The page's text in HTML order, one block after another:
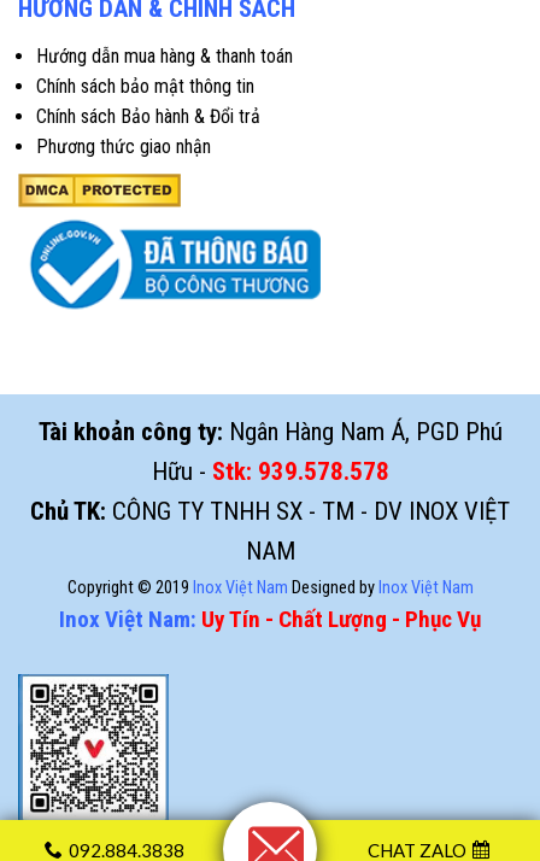
092.884.3838 CHAT ZALO
HƯỚNG DẪN & CHÍNH SÁCH
Hướng dẫn mua hàng & thanh toán
Chính sách bảo mật thông tin
Chính sách Bảo hành & Đổi trả
Phương thức giao nhận
Tài khoản công ty: Ngân Hàng Nam Á, PGD Phú
Hữu - Stk: 939.578.578
Chủ TK: CÔNG TY TNHH SX - TM - DV INOX VIỆT
NAM
Copyright © 2019 Inox Việt Nam Designed by Inox Việt Nam
Inox Việt Nam: Uy Tín - Chất Lượng - Phục Vụ